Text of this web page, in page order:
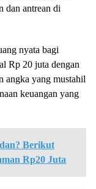
dan antrean di
nyata bagi
Rp 20 juta dengan
angka yang mustahil
keuangan yang
Berikut
Rp20 Juta